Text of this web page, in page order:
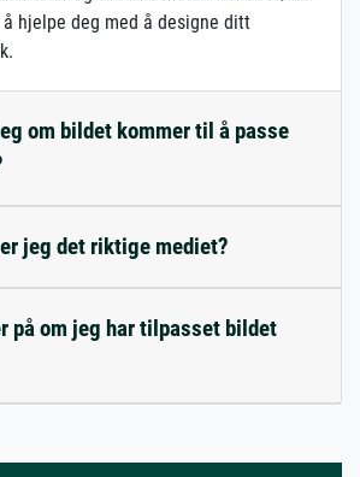
hjelpe deg med å designe ditt
om bildet kommer til å passe
jeg det riktige mediet?
på om jeg har tilpasset bildet